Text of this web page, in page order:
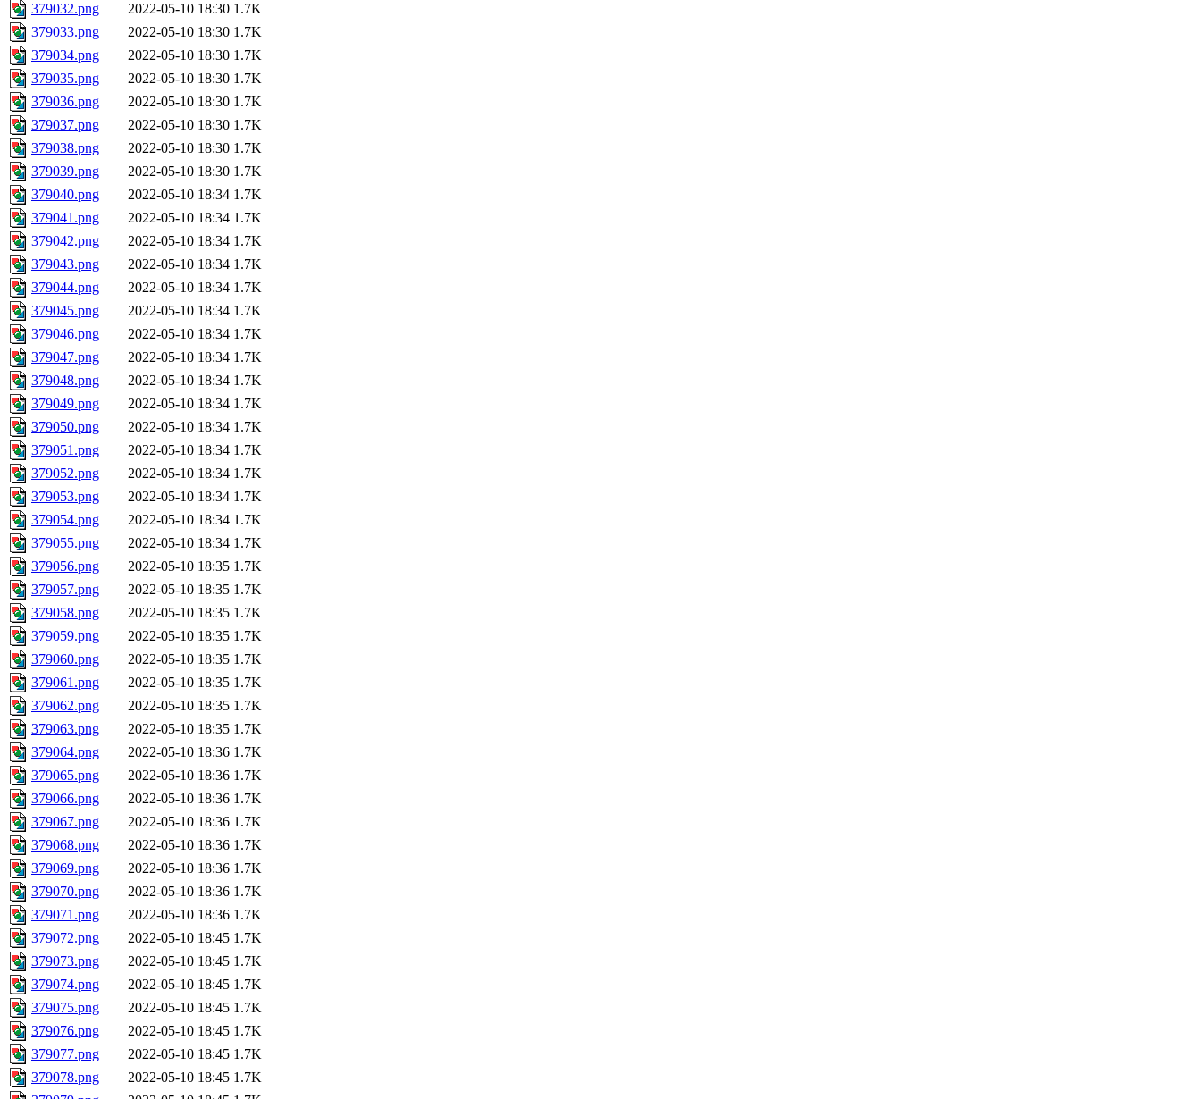
379032.png
2022-05-10 18:30 1.7K
379033.png
2022-05-10 18:30 1.7K
379034.png
2022-05-10 18:30 1.7K
379035.png
2022-05-10 18:30 1.7K
379036.png
2022-05-10 18:30 1.7K
379037.png
2022-05-10 18:30 1.7K
379038.png
2022-05-10 18:30 1.7K
379039.png
2022-05-10 18:30 1.7K
379040.png
2022-05-10 18:34 1.7K
379041.png
2022-05-10 18:34 1.7K
379042.png
2022-05-10 18:34 1.7K
379043.png
2022-05-10 18:34 1.7K
379044.png
2022-05-10 18:34 1.7K
379045.png
2022-05-10 18:34 1.7K
379046.png
2022-05-10 18:34 1.7K
379047.png
2022-05-10 18:34 1.7K
379048.png
2022-05-10 18:34 1.7K
379049.png
2022-05-10 18:34 1.7K
379050.png
2022-05-10 18:34 1.7K
379051.png
2022-05-10 18:34 1.7K
379052.png
2022-05-10 18:34 1.7K
379053.png
2022-05-10 18:34 1.7K
379054.png
2022-05-10 18:34 1.7K
379055.png
2022-05-10 18:34 1.7K
379056.png
2022-05-10 18:35 1.7K
379057.png
2022-05-10 18:35 1.7K
379058.png
2022-05-10 18:35 1.7K
379059.png
2022-05-10 18:35 1.7K
379060.png
2022-05-10 18:35 1.7K
379061.png
2022-05-10 18:35 1.7K
379062.png
2022-05-10 18:35 1.7K
379063.png
2022-05-10 18:35 1.7K
379064.png
2022-05-10 18:36 1.7K
379065.png
2022-05-10 18:36 1.7K
379066.png
2022-05-10 18:36 1.7K
379067.png
2022-05-10 18:36 1.7K
379068.png
2022-05-10 18:36 1.7K
379069.png
2022-05-10 18:36 1.7K
379070.png
2022-05-10 18:36 1.7K
379071.png
2022-05-10 18:36 1.7K
379072.png
2022-05-10 18:45 1.7K
379073.png
2022-05-10 18:45 1.7K
379074.png
2022-05-10 18:45 1.7K
379075.png
2022-05-10 18:45 1.7K
379076.png
2022-05-10 18:45 1.7K
379077.png
2022-05-10 18:45 1.7K
379078.png
2022-05-10 18:45 1.7K